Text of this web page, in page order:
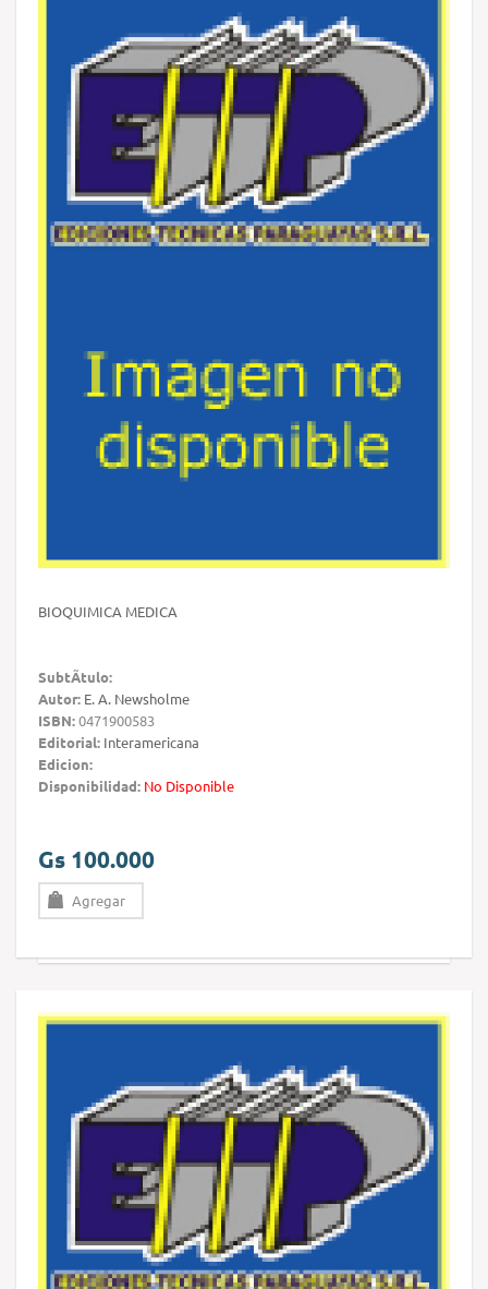
BIOQUIMICA MEDICA
SubtÃ­tulo:
Autor: E. A. Newsholme
ISBN:0471900583
Editorial: Interamericana
Edicion:
Disponibilidad: No Disponible
Gs 100.000
Agregar